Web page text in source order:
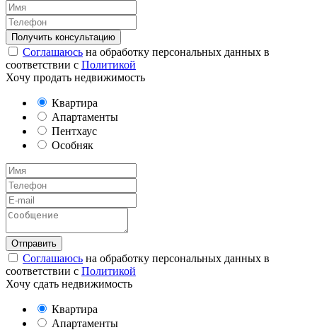
Соглашаюсь на обработку персональных данных в
соответствии с Политикой
Хочу продать недвижимость
Квартира
Апартаменты
Пентхаус
Особняк
Соглашаюсь на обработку персональных данных в
соответствии с Политикой
Хочу сдать недвижимость
Квартира
Апартаменты